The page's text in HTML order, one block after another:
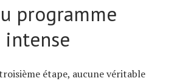
programme
intense
étape, aucune véritable